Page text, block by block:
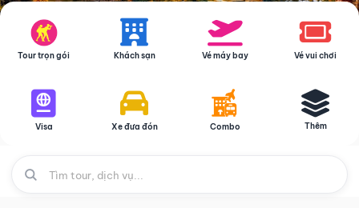
Tour trọn gói Khách sạn Vé máy bay Vé vui chơi
Visa Xe đưa đón Combo Thêm